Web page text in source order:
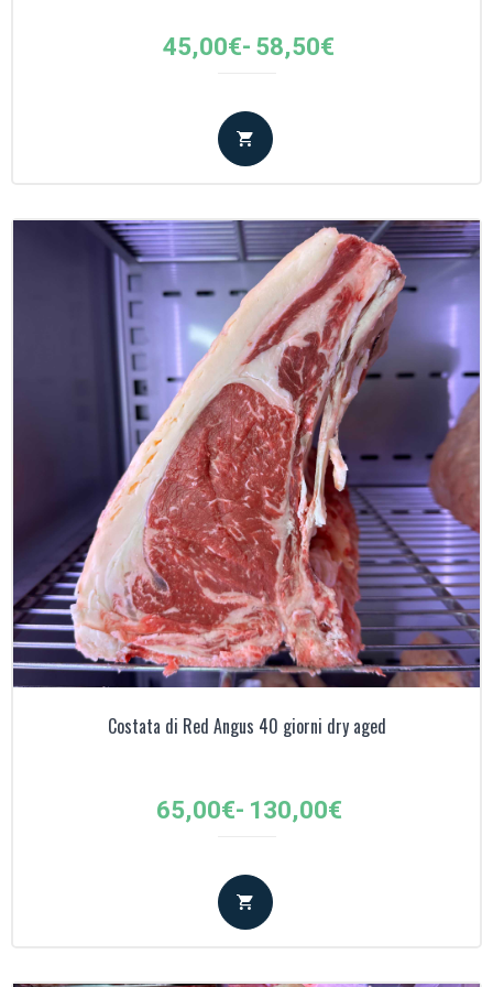
45,00€- 58,50€
Fascia
prezzo:
da
45,00€
58,50€
Costata di Red Angus 40 giorni dry aged
65,00€- 130,00€
Fascia
prezzo:
da
65,00€